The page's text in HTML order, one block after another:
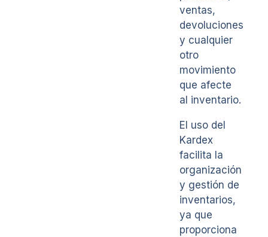
ventas,
devoluciones
y cualquier
otro
movimiento
que afecte
al inventario.
El uso del
Kardex
facilita la
organización
y gestión de
inventarios,
ya que
proporciona